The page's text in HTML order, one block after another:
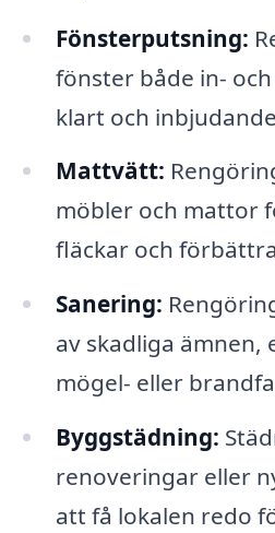
Fönsterputsning:
fönster både in-
klart och
Mattvätt:
möbler och mattor
fläckar och
Sanering:
av skadliga ämnen,
mögel- eller
Byggstädning:
renoveringar eller
att få lokalen redo